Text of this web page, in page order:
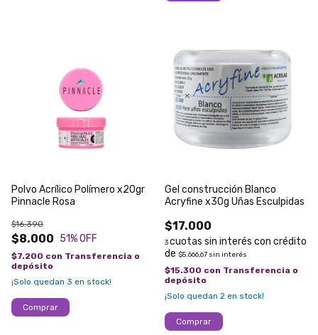
Polvo Acrílico Polímero x20gr
Pinnacle Rosa
$8.000
$16.390
51% OFF
$7.200 con Transferencia o
depósito
¡Solo quedan 3 en stock!
Gel construcción Blanco
Acryfine x30g Uñas Esculpidas
$17.000
3
$5.666,67 sin interés
$15.300 con Transferencia o
depósito
¡Solo quedan 2 en stock!